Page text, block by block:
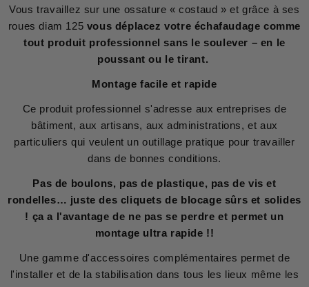
Vous travaillez sur une ossature « costaud » et grâce à ses
roues diam 125 vous déplacez votre échafaudage comme
tout produit professionnel sans le soulever – en le
poussant ou le tirant.
Montage facile et rapide
Ce produit professionnel s'adresse aux entreprises de
bâtiment, aux artisans, aux administrations, et aux
particuliers qui veulent un outillage pratique pour travailler
dans de bonnes conditions.
Pas de boulons, pas de plastique, pas de vis et
rondelles… juste des cliquets de blocage sûrs et solides
! ça a l'avantage de ne pas se perdre et permet un
montage ultra rapide !!
Une gamme d'accessoires complémentaires permet de
l'installer et de la stabilisation dans tous les lieux même les